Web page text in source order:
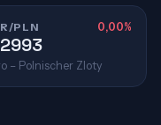
PLN 0,00%
– Polnischer Zloty